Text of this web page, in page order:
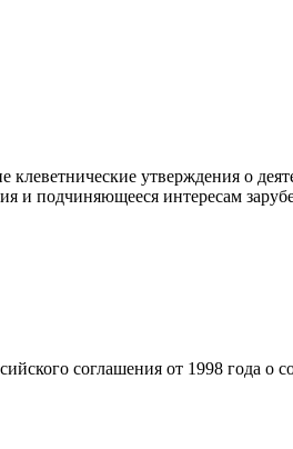
утверждения о
и подчиняющееся интересам
соглашения от 1998 года о